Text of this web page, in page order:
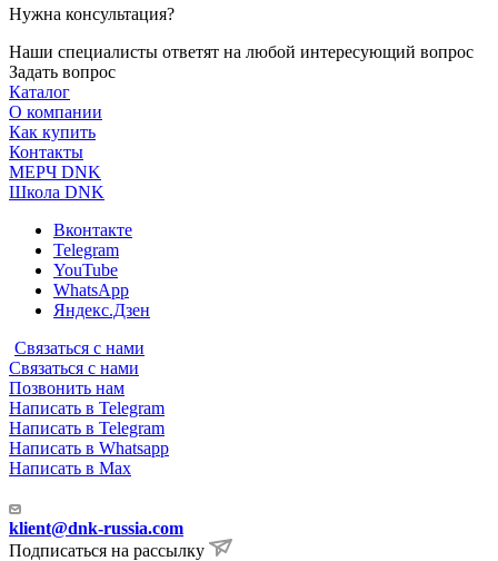
Нужна консультация?
Наши специалисты ответят на любой интересующий вопрос
Задать вопрос
Каталог
О компании
Как купить
Контакты
МЕРЧ DNK
Школа DNK
Вконтакте
Telegram
YouTube
WhatsApp
Яндекс.Дзен
Связаться с нами
Связаться с нами
Позвонить нам
Написать в Telegram
Написать в Telegram
Написать в Whatsapp
Написать в Max
klient@dnk-russia.com
Подписаться на рассылку